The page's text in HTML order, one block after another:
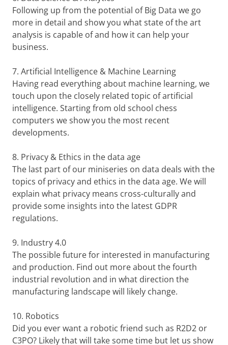
Following up from the potential of Big Data we go
more in detail and show you what state of the art
analysis is capable of and how it can help your
business.
7. Artificial Intelligence & Machine Learning
Having read everything about machine learning, we
touch upon the closely related topic of artificial
intelligence. Starting from old school chess
computers we show you the most recent
developments.
8. Privacy & Ethics in the data age
The last part of our miniseries on data deals with the
topics of privacy and ethics in the data age. We will
explain what privacy means cross-culturally and
provide some insights into the latest GDPR
regulations.
9. Industry 4.0
The possible future for interested in manufacturing
and production. Find out more about the fourth
industrial revolution and in what direction the
manufacturing landscape will likely change.
10. Robotics
Did you ever want a robotic friend such as R2D2 or
C3PO? Likely that will take some time but let us show